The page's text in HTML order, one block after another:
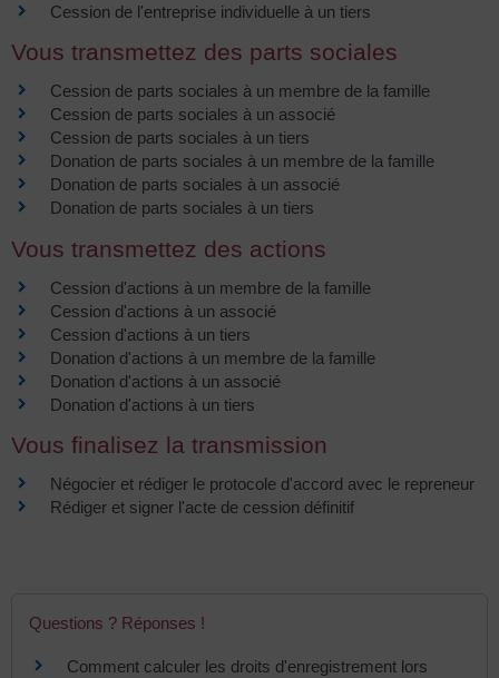
Cession de l'entreprise individuelle à un tiers
Vous transmettez des parts sociales
Cession de parts sociales à un membre de la famille
Cession de parts sociales à un associé
Cession de parts sociales à un tiers
Donation de parts sociales à un membre de la famille
Donation de parts sociales à un associé
Donation de parts sociales à un tiers
Vous transmettez des actions
Cession d'actions à un membre de la famille
Cession d'actions à un associé
Cession d'actions à un tiers
Donation d'actions à un membre de la famille
Donation d'actions à un associé
Donation d'actions à un tiers
Vous finalisez la transmission
Négocier et rédiger le protocole d'accord avec le repreneur
Rédiger et signer l'acte de cession définitif
Questions ? Réponses !
Comment calculer les droits d'enregistrement lors